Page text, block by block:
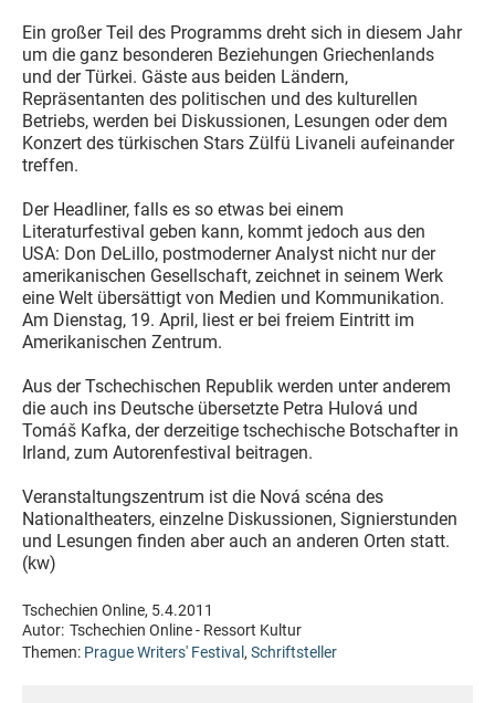
Ein großer Teil des Programms dreht sich in diesem Jahr
um die ganz besonderen Beziehungen Griechenlands
und der Türkei. Gäste aus beiden Ländern,
Repräsentanten des politischen und des kulturellen
Betriebs, werden bei Diskussionen, Lesungen oder dem
Konzert des türkischen Stars Zülfü Livaneli aufeinander
treffen.
Der Headliner, falls es so etwas bei einem
Literaturfestival geben kann, kommt jedoch aus den
USA: Don DeLillo, postmoderner Analyst nicht nur der
amerikanischen Gesellschaft, zeichnet in seinem Werk
eine Welt übersättigt von Medien und Kommunikation.
Am Dienstag, 19. April, liest er bei freiem Eintritt im
Amerikanischen Zentrum.
Aus der Tschechischen Republik werden unter anderem
die auch ins Deutsche übersetzte Petra Hulová und
Tomáš Kafka, der derzeitige tschechische Botschafter in
Irland, zum Autorenfestival beitragen.
Veranstaltungszentrum ist die Nová scéna des
Nationaltheaters, einzelne Diskussionen, Signierstunden
und Lesungen finden aber auch an anderen Orten statt.
(kw)
Tschechien Online, 5.4.2011
Autor: Tschechien Online - Ressort Kultur
Themen: Prague Writers' Festival , Schriftsteller